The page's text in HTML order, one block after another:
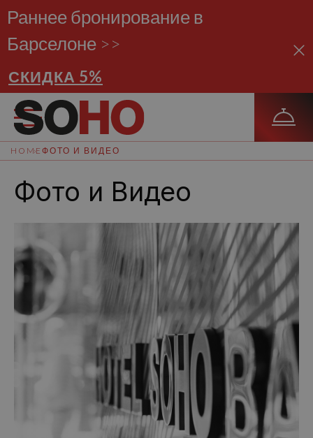
Раннее бронирование в
Барселоне >>
СКИДКА 5%
HOME ФОТО И ВИДЕО
Фото и Видео